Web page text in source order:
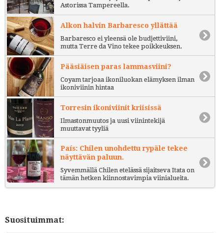
Astorissa Tampereella.
Alkon halvin Barbaresco yllättää
Barbaresco ei yleensä ole budjettiviini,
mutta Terre da Vino tekee poikkeuksen.
Pääsiäisen paras lammasviini?
Coyam tarjoaa ikoniluokan elämyksen ilman
ikoniviinin hintaa
Torresin ikoniviinit kriisissä
Ilmastonmuutos ja uusi viinintekijä
muuttavat tyyliä
País: Chilen unohdettu rypäle tekee
näyttävän paluun.
Syvemmällä Chilen etelässä sijaitseva Itata on
tämän hetken kiinnostavimpia viinialueita.
Suosituimmat: